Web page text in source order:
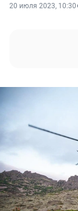
20 июля 2023, 10:30